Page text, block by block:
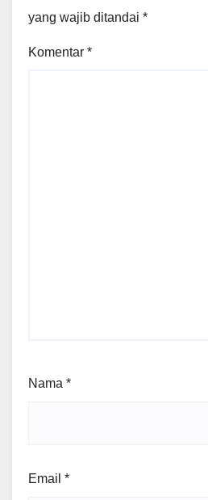
yang wajib ditandai *
Komentar *
Nama *
Email *